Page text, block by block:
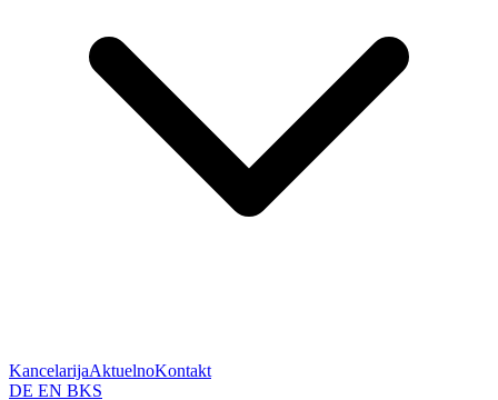
KancelarijaAktuelnoKontakt
DE EN BKS